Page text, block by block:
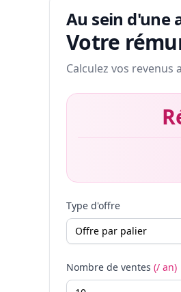
Au sein d'une
Votre
Calculez vos revenus
Type d'offre
Nombre de ventes (/ an)